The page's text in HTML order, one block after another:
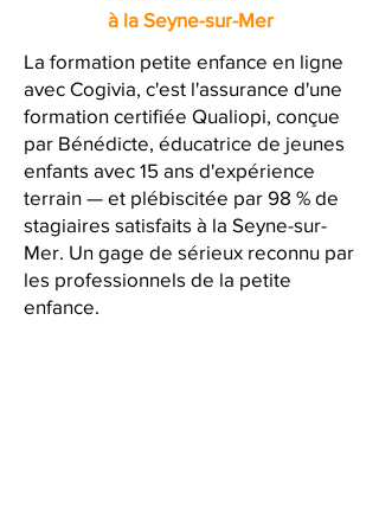
à la Seyne-sur-Mer
La formation petite enfance en ligne
avec Cogivia, c'est l'assurance d'une
formation certifiée Qualiopi, conçue
par Bénédicte, éducatrice de jeunes
enfants avec 15 ans d'expérience
terrain — et plébiscitée par 98 % de
stagiaires satisfaits à la Seyne-sur-
Mer. Un gage de sérieux reconnu par
les professionnels de la petite
enfance.